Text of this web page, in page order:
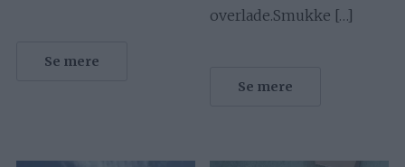
Se mere
overlade.Smukke […]
Se mere